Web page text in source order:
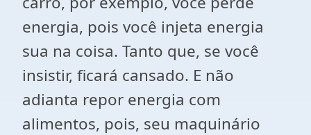
energia, pois você injeta energia
sua na coisa. Tanto que, se você
insistir, ficará cansado. E não
adianta repor energia com
alimentos, pois, seu maquinário